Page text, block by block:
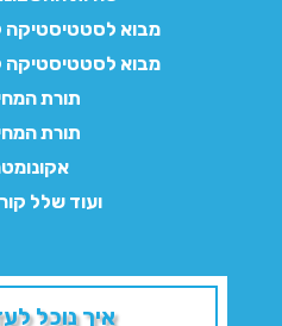
מבוא
מבוא
תורת
תורת
ועוד שלל
איך נוכל